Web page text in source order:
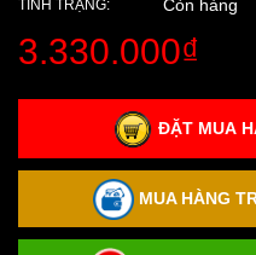
TÌNH TRẠNG: Còn hàng
3.330.000₫
ĐẶT MUA
MUA HÀNG